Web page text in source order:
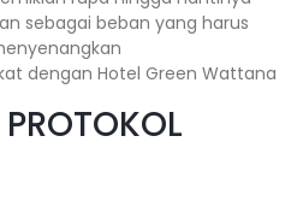
sebagai beban yang harus